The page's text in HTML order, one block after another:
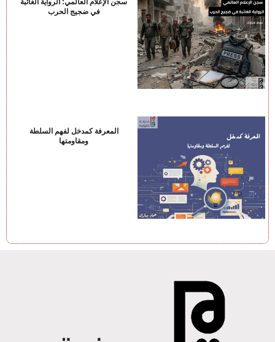
سجن الإعلام العالمي: الرواية الغائبة
في ضجيج الحرب
المعرفة كمدخل لفهم السلطة
ومقاومتها